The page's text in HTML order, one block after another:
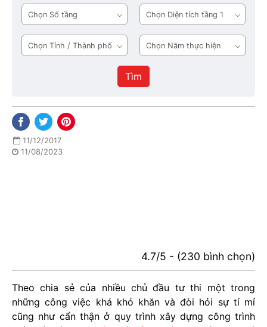
mặt
tiền
ngủ
Số
tầng
Diện
tích
tầng
1
Tỉnh
/
Năm
thực
hiện
Tìm
11/12/2017
11/08/2023
4.7/5 - (230 bình chọn)
Theo chia sẻ của nhiều chủ đầu tư thi một trong
những công việc khá khó khăn và đòi hỏi sự tỉ mỉ
cũng như cẩn thận ở quy trình xây dựng công trình